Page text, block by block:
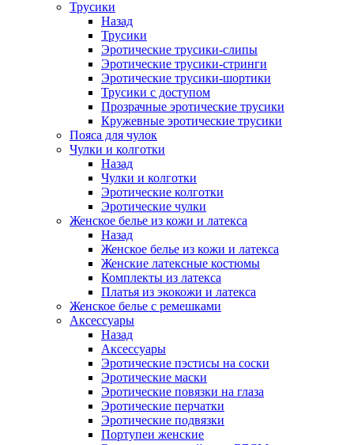
Трусики
Назад
Трусики
Эротические трусики-слипы
Эротические трусики-стринги
Эротические трусики-шортики
Трусики с доступом
Прозрачные эротические трусики
Кружевные эротические трусики
Пояса для чулок
Чулки и колготки
Назад
Чулки и колготки
Эротические колготки
Эротические чулки
Женское белье из кожи и латекса
Назад
Женское белье из кожи и латекса
Женские латексные костюмы
Комплекты из латекса
Платья из экокожи и латекса
Женское белье с ремешками
Аксессуары
Назад
Аксессуары
Эротические пэстисы на соски
Эротические маски
Эротические повязки на глаза
Эротические перчатки
Эротические подвязки
Портупеи женские